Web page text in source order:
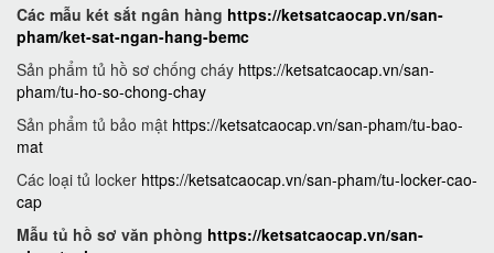
Các mẫu két sắt ngân hàng https://ketsatcaocap.vn/san-
pham/ket-sat-ngan-hang-bemc
Sản phẩm tủ hồ sơ chống cháy https://ketsatcaocap.vn/san-
pham/tu-ho-so-chong-chay
Sản phẩm tủ bảo mật https://ketsatcaocap.vn/san-pham/tu-bao-
mat
Các loại tủ locker https://ketsatcaocap.vn/san-pham/tu-locker-cao-
cap
Mẫu tủ hồ sơ văn phòng https://ketsatcaocap.vn/san-